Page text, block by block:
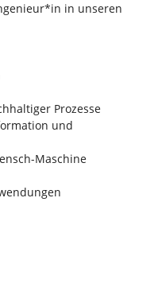
in unseren
Prozesse
und
Maschine